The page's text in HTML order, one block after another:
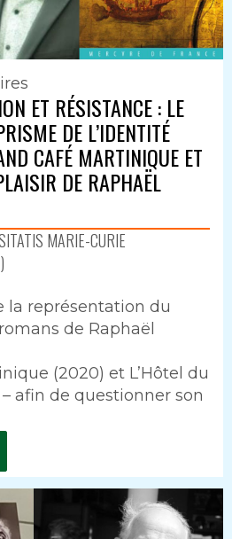
ET RÉSISTANCE : LE
DE L’IDENTITÉ
CAFÉ MARTINIQUE ET
DE RAPHAËL
MARIE-CURIE
la représentation du
de Raphaël
(2020) et L’Hôtel du
afin de questionner son